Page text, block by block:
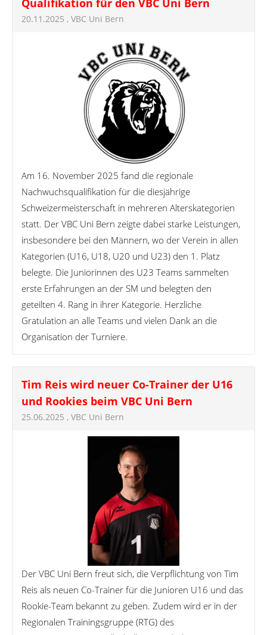
Qualifikation für den VBC Uni Bern
20.11.2025 , VBC Uni Bern
Am 16. November 2025 fand die regionale
Nachwuchsqualifikation für die diesjährige
Schweizermeisterschaft in mehreren Alterskategorien
statt. Der VBC Uni Bern zeigte dabei starke Leistungen,
insbesondere bei den Männern, wo der Verein in allen
Kategorien (U16, U18, U20 und U23) den 1. Platz
belegte. Die Juniorinnen des U23 Teams sammelten
erste Erfahrungen an der SM und belegten den
geteilten 4. Rang in ihrer Kategorie. Herzliche
Gratulation an alle Teams und vielen Dank an die
Organisation der Turniere.
Tim Reis wird neuer Co-Trainer der U16
und Rookies beim VBC Uni Bern
25.06.2025 , VBC Uni Bern
Der VBC Uni Bern freut sich, die Verpflichtung von Tim
Reis als neuen Co-Trainer für die Junioren U16 und das
Rookie-Team bekannt zu geben. Zudem wird er in der
Regionalen Trainingsgruppe (RTG) des